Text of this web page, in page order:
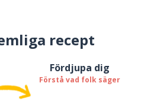
recept
Fördjupa dig
Förstå vad folk säger